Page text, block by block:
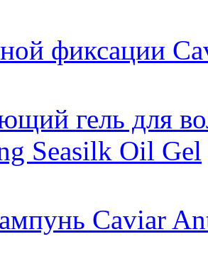
фиксации
гель для
Seasilk Oil Gel
Caviar